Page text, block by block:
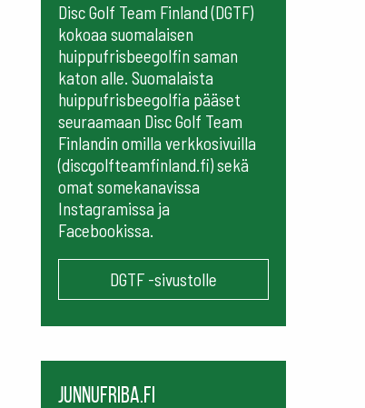
Disc Golf Team Finland (DGTF)
kokoaa suomalaisen
huippufrisbeegolfin saman
katon alle. Suomalaista
huippufrisbeegolfia pääset
seuraamaan Disc Golf Team
Finlandin omilla verkkosivuilla
(discgolfteamfinland.fi) sekä
omat somekanavissa
Instagramissa ja
Facebookissa.
DGTF -sivustolle
Junnufriba.fi